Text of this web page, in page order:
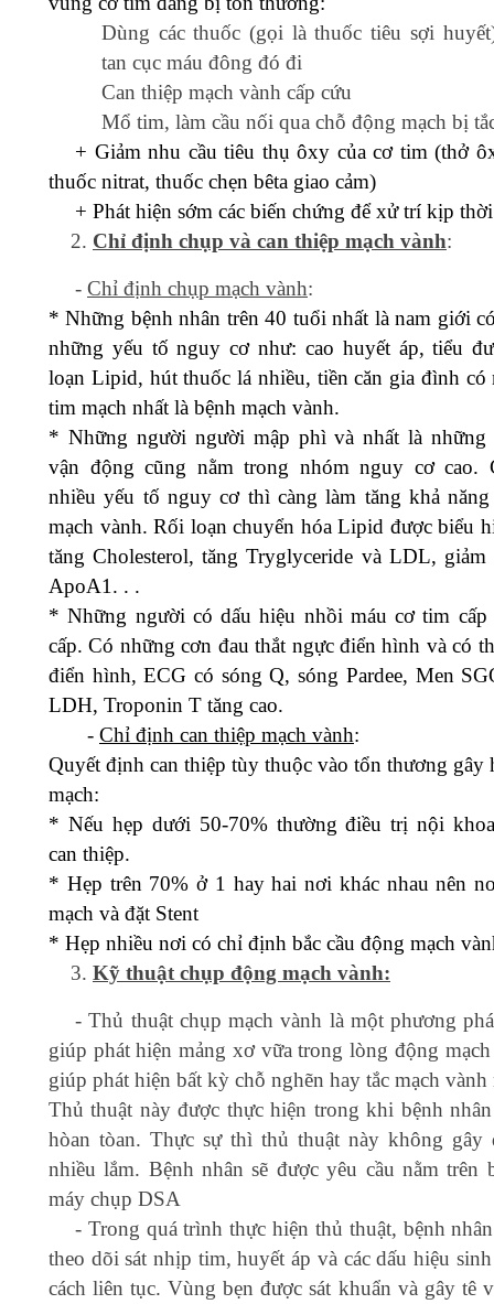
Dùng các thuốc (gọi là thuốc tiêu sợi
tan cục máu đông đó đi
Can thiệp mạch vành cấp cứu
Mổ tim, làm cầu nối qua chỗ động mạch bị
+ Giảm nhu cầu tiêu thụ ôxy của cơ tim (thở
thuốc nitrat, thuốc chẹn bêta giao cảm)
+ Phát hiện sớm các biến chứng để xử trí kịp
Chỉ định chụp và can thiệp mạch vành:
- Chỉ định chụp mạch vành:
* Những bệnh nhân trên 40 tuổi nhất là nam giới
những yếu tố nguy cơ như: cao huyết áp, tiểu
loạn Lipid, hút thuốc lá nhiều, tiền căn gia đình
tim mạch nhất là bệnh mạch vành.
* Những người người mập phì và nhất là
vận động cũng nằm trong nhóm nguy cơ cao.
nhiều yếu tố nguy cơ thì càng làm tăng khả
mạch vành. Rối loạn chuyển hóa Lipid được biểu
tăng Cholesterol, tăng Tryglyceride và LDL,
ApoA1. . .
* Những người có dấu hiệu nhồi máu cơ tim cấp
cấp. Có những cơn đau thắt ngực điển hình và có
điển hình, ECG có sóng Q, sóng Pardee, Men
LDH, Troponin T tăng cao.
- Chỉ định can thiệp mạch vành:
Quyết định can thiệp tùy thuộc vào tổn thương gây
mạch:
* Nếu hẹp dưới 50-70% thường điều trị nội
can thiệp.
* Hẹp trên 70% ở 1 hay hai nơi khác nhau nên
mạch và đặt Stent
* Hẹp nhiều nơi có chỉ định bắc cầu động mạch
Kỹ thuật chụp động mạch vành:
- Thủ thuật chụp mạch vành là một phương
giúp phát hiện mảng xơ vữa trong lòng động
giúp phát hiện bất kỳ chỗ nghẽn hay tắc mạch vành
Thủ thuật này được thực hiện trong khi bệnh
hòan tòan. Thực sự thì thủ thuật này không gây
nhiều lắm. Bệnh nhân sẽ được yêu cầu nằm trên
máy chụp DSA
- Trong quá trình thực hiện thủ thuật, bệnh
theo dõi sát nhịp tim, huyết áp và các dấu hiệu
cách liên tục. Vùng bẹn được sát khuẩn và gây tê